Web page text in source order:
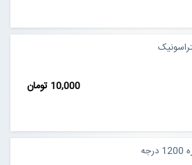
10,000 تومان